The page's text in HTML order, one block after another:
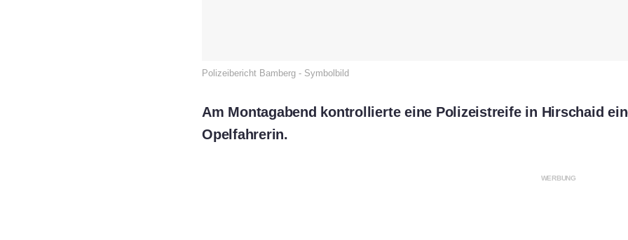
Polizeibericht Bamberg - Symbolbild
Am Montagabend kontrollierte eine Polizeistreife in Hirschaid
Opelfahrerin.
WERBUNG